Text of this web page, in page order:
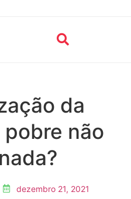
da
não
dezembro 21, 2021